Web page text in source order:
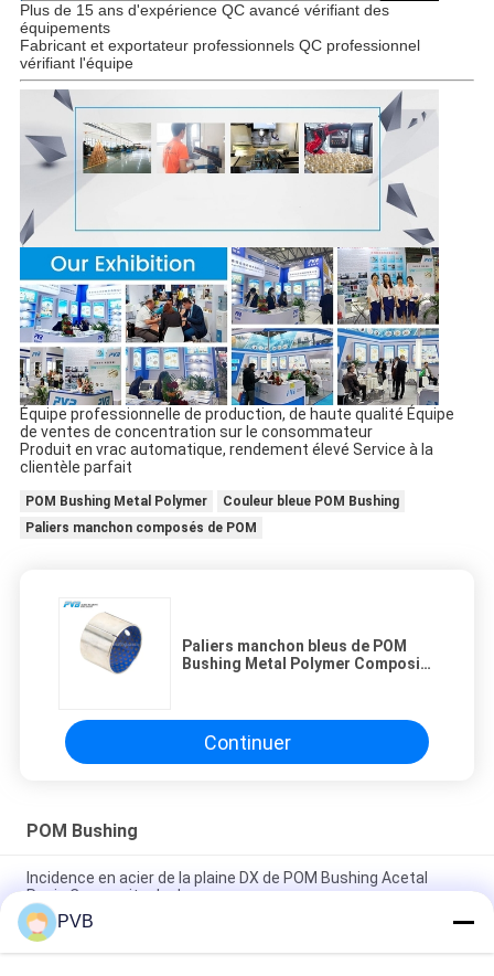
Plus de 15 ans d'expérience QC avancé vérifiant des
équipements
Fabricant et exportateur professionnels QC professionnel
vérifiant l'équipe
Équipe professionnelle de production, de haute qualité Équipe
de ventes de concentration sur le consommateur
Produit en vrac automatique, rendement élevé Service à la
clientèle parfait
POM Bushing Metal Polymer
Couleur bleue POM Bushing
Paliers manchon composés de POM
Paliers manchon bleus de POM
Bushing Metal Polymer Composite
Continuer
POM Bushing
Incidence en acier de la plaine DX de POM Bushing Acetal
Resin Composite de dos
Diamond Oil Pockets POM Bushings Steel Back POM Bearing
Boundary Lubricating
PVB